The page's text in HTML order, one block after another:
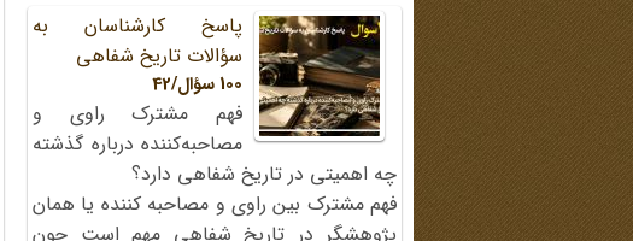
پاسخ کارشناسان به
سؤالات تاریخ شفاهی
100 سؤال/42
فهم مشترک راوی و
مصاحبه‌کننده درباره گذشته
چه اهمیتی در تاریخ شفاهی دارد؟
فهم مشترک بین راوی و مصاحبه کننده یا همان
پژوهشگر در تاریخ شفاهی مهم است چون